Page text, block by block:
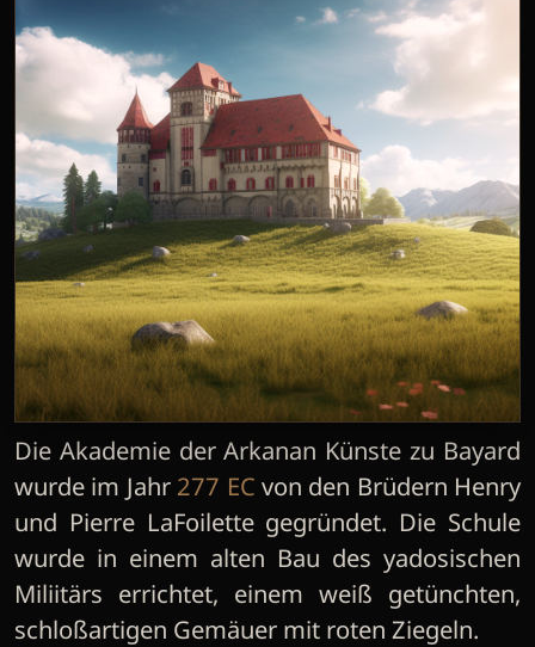
Die Akademie der Arkanan Künste zu Bayard
wurde im Jahr 277 EC von den Brüdern Henry
und Pierre LaFoilette gegründet. Die Schule
wurde in einem alten Bau des yadosischen
Miliitärs errichtet, einem weiß getünchten,
schloßartigen Gemäuer mit roten Ziegeln.